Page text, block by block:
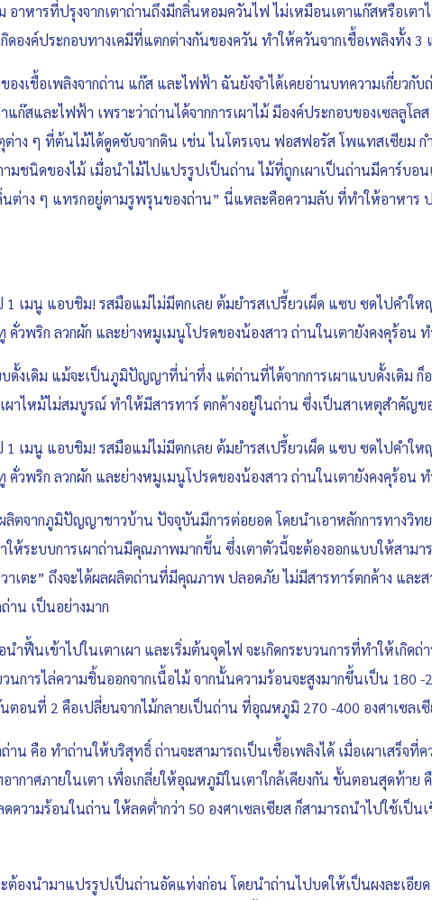
อาหารที่ปรุงจากเตาถ่านถึงมีกลิ่นหอมควันไฟ ไม่เหมือนเตาแก๊สหรือเ
ดองค์ประกอบทางเคมีที่แตกต่างกันของควัน ทำให้ควันจากเชื้อเพลิงทั้ง
องเชื้อเพลิงจากถ่าน แก๊ส และไฟฟ้า ฉันยังจำได้เคยอ่านบทความเกี่ยวกั
แก๊สและไฟฟ้า เพราะว่าถ่านได้จากการเผาไม้ มีองค์ประกอบของเซลลูโ
ต่าง ๆ ที่ต้นไม้ได้ดูดซับจากดิน เช่น ไนโตรเจน ฟอสฟอรัส โพแทสเซียม
มชนิดของไม้ เมื่อนำไม้ไปแปรรูปเป็นถ่าน ไม้ที่ถูกเผาเป็นถ่านมีคาร์บอ
นต่าง ๆ แทรกอยู่ตามรูพรุนของถ่าน” นี่แหละคือความลับ ที่ทำให้อาหาร
1 เมนู แอบชิม! รสมือแม่ไม่มีตกเลย ต้มยำรสเปรี้ยวเผ็ด แซบ ซดไปคำใ
วพริก ลวกผัก และย่างหมูเมนูโปรดของน้องสาว ถ่านในเตายังคงคุร้อน
ดั้งเดิม แม้จะเป็นภูมิปัญญาที่น่าทึ่ง แต่ถ่านที่ได้จากการเผาแบบดั้งเดิม ก็
เผาไหม้ไม่สมบูรณ์ ทำให้มีสารทาร์ ตกค้างอยู่ในถ่าน ซึ่งเป็นสาเหตุสำคัญข
1 เมนู แอบชิม! รสมือแม่ไม่มีตกเลย ต้มยำรสเปรี้ยวเผ็ด แซบ ซดไปคำใ
วพริก ลวกผัก และย่างหมูเมนูโปรดของน้องสาว ถ่านในเตายังคงคุร้อน
ตจากภูมิปัญญาชาวบ้าน ปัจจุบันมีการต่อยอด โดยนำเอาหลักการทางวิท
ำให้ระบบการเผาถ่านมีคุณภาพมากขึ้น ซึ่งเตาตัวนี้จะต้องออกแบบให้สาม
าเตะ” ถึงจะได้ผลผลิตถ่านที่มีคุณภาพ ปลอดภัย ไม่มีสารทาร์ตกค้าง และ
น เป็นอย่างมาก
นำฟื้นเข้าไปในเตาเผา และเริ่มต้นจุดไฟ จะเกิดกระบวนการที่ทำให้เกิ
วนการไล่ความชิ้นออกจากเนื้อไม้ จากนั้นความร้อนจะสูงมากขึ้นเป็น 180 -
นตอนที่ 2 คือเปลี่ยนจากไม้กลายเป็นถ่าน ที่อุณหภูมิ 270 -400 องศาเซลเ
าน คือ ทำถ่านให้บริสุทธิ์ ถ่านจะสามารถเป็นเชื้อเพลิงได้ เมื่อเผาเสร็จที่
อากาศภายในเตา เพื่อเกลี่ยให้อุณหภูมิในเตาใกล้เคียงกัน ขั้นตอนสุดท้าย
ความร้อนในถ่าน ให้ลดต่ำกว่า 50 องศาเซลเซียส ก็สามารถนำไปใช้เป็
ะต้องนำมาแปรรูปเป็นถ่านอัดแท่งก่อน โดยนำถ่านไปบดให้เป็นผงละเ